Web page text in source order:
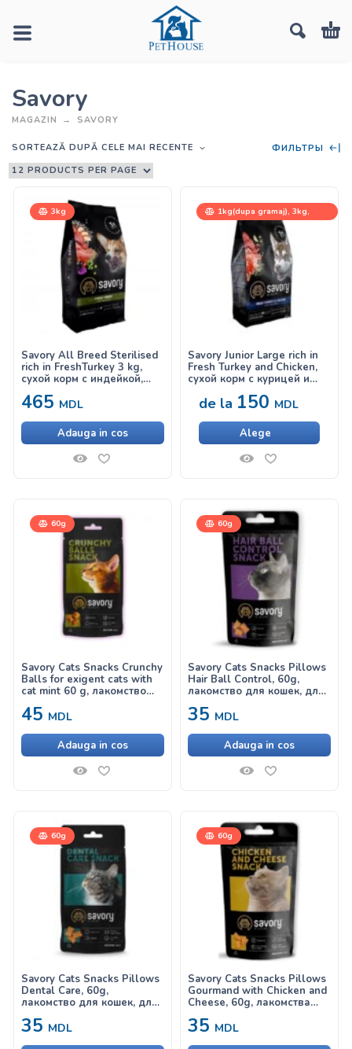
Savory
MAGAZIN SAVORY
SORTEAZĂ DUPĂ CELE MAI RECENTE ФИЛЬТРЫ
3kg
Savory All Breed Sterilised
rich in FreshTurkey 3 kg,
сухой корм с индейкой,
стерилизованных собак
465 MDL
Adauga in cos
1kg(dupa gramaj), 3kg,
Savory Junior Large rich in
Fresh Turkey and Chicken,
сухой корм с курицей и
крупных пород
de la 150 MDL
Alege
60g
Savory Cats Snacks Crunchy
Balls for exigent cats with
cat mint 60 g, лакомство
45 MDL
Adauga in cos
60g
Savory Cats Snacks Pillows
Hair Ball Control, 60g,
лакомство для кошек, для
шерстяных комочков
35 MDL
Adauga in cos
60g
Savory Cats Snacks Pillows
Dental Care, 60g,
лакомство для кошек, для
зубов
35 MDL
60g
Savory Cats Snacks Pillows
Gourmand with Chicken and
Cheese, 60g, лакомства
сыром
35 MDL